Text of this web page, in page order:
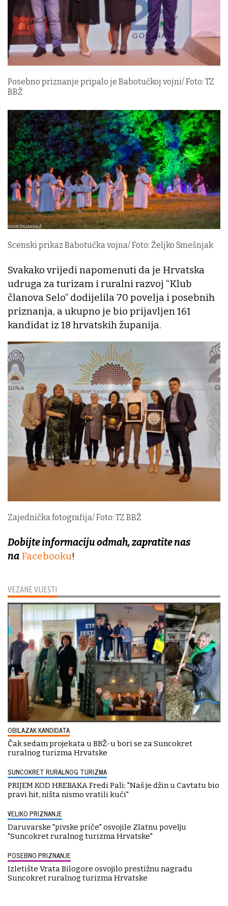
VEZANE VIJESTI
OBILAZAK KANDIDATA
Čak sedam projekata u BBŽ-u bori se za Suncokret
ruralnog turizma Hrvatske
SUNCOKRET RURALNOG TURIZMA
PRIJEM KOD HREBAKA Fredi Pali: "Naš je džin u Cavtatu bio
pravi hit, ništa nismo vratili kući"
VELIKO PRIZNANJE
Daruvarske "pivske priče" osvojile Zlatnu povelju
"Suncokret ruralnog turizma Hrvatske"
POSEBNO PRIZNANJE
Izletište Vrata Bilogore osvojilo prestižnu nagradu
Suncokret ruralnog turizma Hrvatske
Posebno priznanje pripalo je Babotučkoj vojni/ Foto: TZ
BBŽ
Scenski prikaz Babotučka vojna/ Foto: Željko Smešnjak
Svakako vrijedi napomenuti da je Hrvatska
udruga za turizam i ruralni razvoj “Klub
članova Selo” dodijelila 70 povelja i posebnih
priznanja, a ukupno je bio prijavljen 161
kandidat iz 18 hrvatskih županija.
Zajednička fotografija/ Foto: TZ BBŽ
Dobijte informaciju odmah, zapratite nas
na Facebooku!